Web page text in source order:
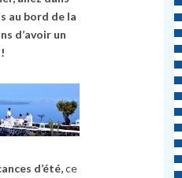
au bord de la
d’avoir un
d’été,ce